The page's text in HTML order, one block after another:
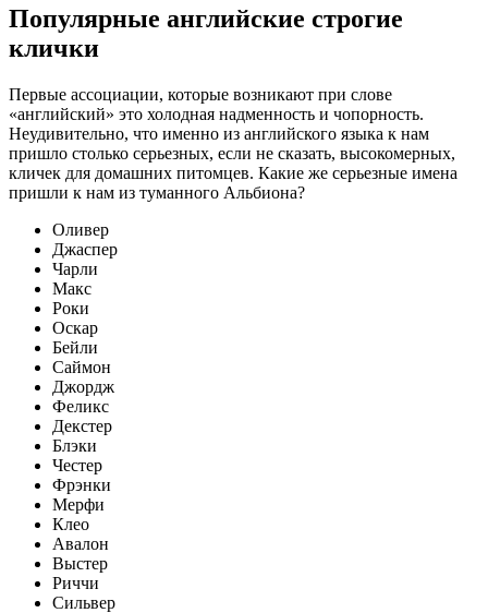
Популярные английские строгие
клички
Первые ассоциации, которые возникают при слове
«английский» это холодная надменность и чопорность.
Неудивительно, что именно из английского языка к нам
пришло столько серьезных, если не сказать, высокомерных,
кличек для домашних питомцев. Какие же серьезные имена
пришли к нам из туманного Альбиона?
Оливер
Джаспер
Чарли
Макс
Роки
Оскар
Бейли
Саймон
Джордж
Феликс
Декстер
Блэки
Честер
Фрэнки
Мерфи
Клео
Авалон
Выстер
Риччи
Сильвер